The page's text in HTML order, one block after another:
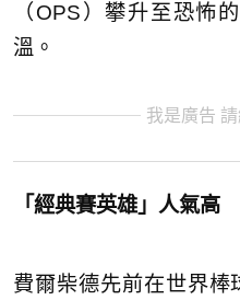
（OPS）攀升至恐怖的
溫。
我是廣告
「經典賽英雄」人氣
費爾柴德先前在世界棒